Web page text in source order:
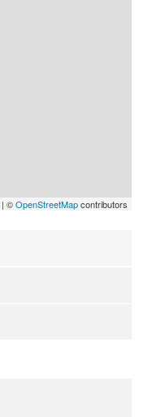
| ©OpenStreetMapcontributors